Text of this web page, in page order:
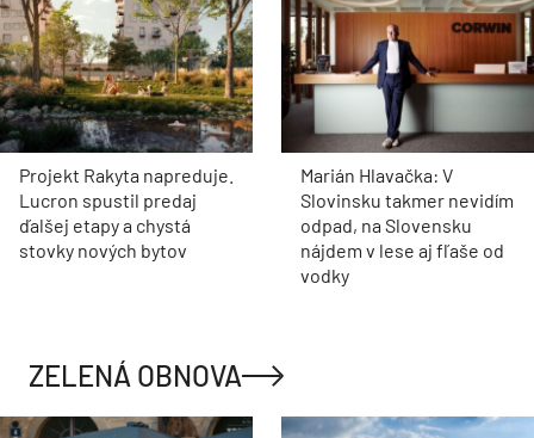
Projekt Rakyta napreduje.
Lucron spustil predaj
ďalšej etapy a chystá
stovky nových bytov
Marián Hlavačka: V
Slovinsku takmer nevidím
odpad, na Slovensku
nájdem v lese aj fľaše od
vodky
ZELENÁ OBNOVA